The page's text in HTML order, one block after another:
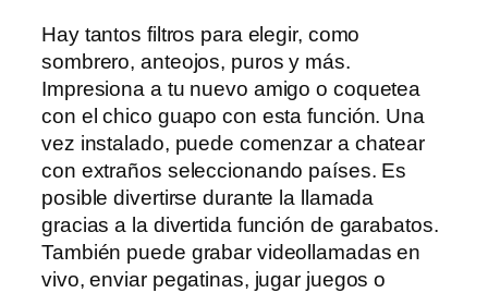
Hay tantos filtros para elegir, como
sombrero, anteojos, puros y más.
Impresiona a tu nuevo amigo o coquetea
con el chico guapo con esta función. Una
vez instalado, puede comenzar a chatear
con extraños seleccionando países. Es
posible divertirse durante la llamada
gracias a la divertida función de garabatos.
También puede grabar videollamadas en
vivo, enviar pegatinas, jugar juegos o